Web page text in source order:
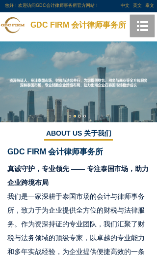
您好！欢迎访问GDC会计律师事务所官方网站！ 中文 英文 泰文
GDC FIRM 会计律师事务所
ABOUT US 关于我们
GDC FIRM 会计律师事务所
真诚守护，专业领先 —— 专注泰国市场，助力
企业跨境布局
我们是一家深耕于泰国市场的会计与律师事务
所，致力于为企业提供全方位的财税与法律服
务。作为资深持证的专业团队，我们汇聚了财
税与法务领域的顶级专家，以卓越的专业能力
和多年实战经验，为企业提供便捷高效的一条